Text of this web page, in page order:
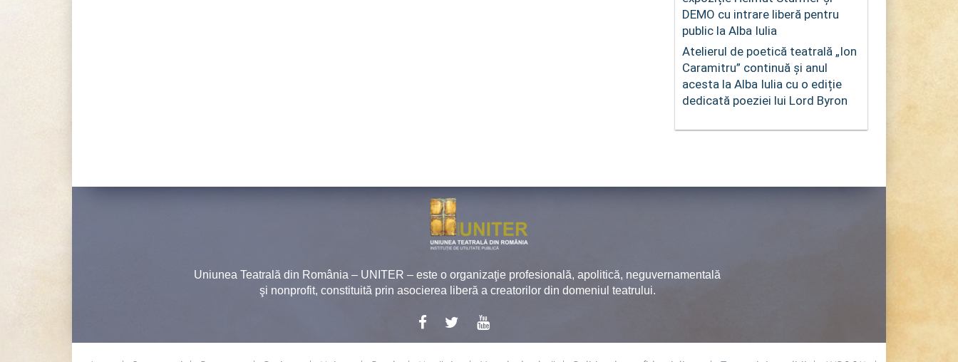
DEMO cu intrare liberă pentru
public la Alba Iulia
Atelierul de poetică teatrală „Ion
Caramitru” continuă și anul
acesta la Alba Iulia cu o ediție
dedicată poeziei lui Lord Byron
Uniunea Teatrală din România – UNITER – este o organizaţie profesională, apolitică, neguvernamentală
şi nonprofit, constituită prin asocierea liberă a creatorilor din domeniul teatrului.